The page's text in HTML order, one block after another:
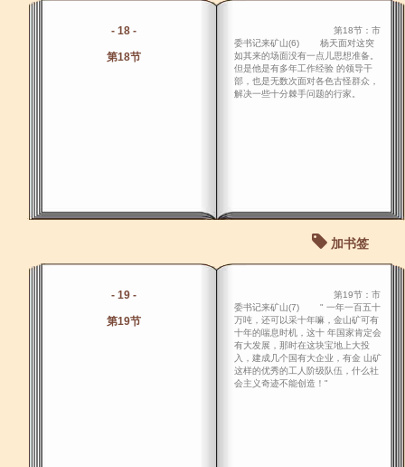
- 18 -
第18节
第18节：市
委书记来矿山(6) 杨天面对这突
如其来的场面没有一点儿思想准备。
但是他是有多年工作经验 的领导干
部，也是无数次面对各色古怪群众，
解决一些十分棘手问题的行家。
加书签
- 19 -
第19节
第19节：市
委书记来矿山(7) " 一年一百五十
万吨，还可以采十年嘛，金山矿可有
十年的喘息时机，这十 年国家肯定会
有大发展，那时在这块宝地上大投
入，建成几个国有大企业，有金 山矿
这样的优秀的工人阶级队伍，什么社
会主义奇迹不能创造！"